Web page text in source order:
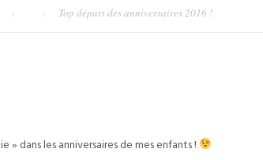
Top départ des anniversaires 2016 !
dans les anniversaires de mes enfants !